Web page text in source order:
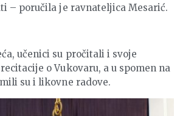
– poručila je ravnateljica Mesarić.
učenici su pročitali i svoje
o Vukovaru, a u spomen na
su i likovne radove.